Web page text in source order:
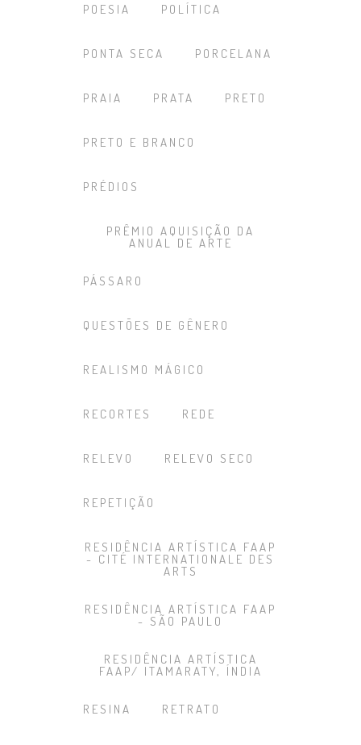
POESIA POLÍTICA
PONTA SECA PORCELANA
PRAIA PRATA PRETO
PRETO E BRANCO
PRÉDIOS
PRÊMIO AQUISIÇÃO DA
ANUAL DE ARTE
PÁSSARO
QUESTÕES DE GÊNERO
REALISMO MÁGICO
RECORTES REDE
RELEVO RELEVO SECO
REPETIÇÃO
RESIDÊNCIA ARTÍSTICA FAAP
- CITÉ INTERNATIONALE DES
ARTS
RESIDÊNCIA ARTÍSTICA FAAP
- SÃO PAULO
RESIDÊNCIA ARTÍSTICA
FAAP/ ITAMARATY, ÍNDIA
RESINA RETRATO